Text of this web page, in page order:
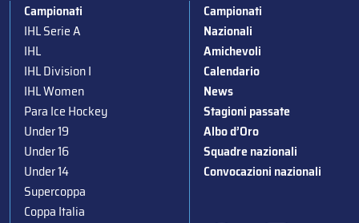
Campionati
IHL Serie A
IHL
IHL Division I
IHL Women
Para Ice Hockey
Under 19
Under 16
Under 14
Supercoppa
Coppa Italia
Campionati
Nazionali
Amichevoli
Calendario
News
Stagioni passate
Albo d’Oro
Squadre nazionali
Convocazioni nazionali